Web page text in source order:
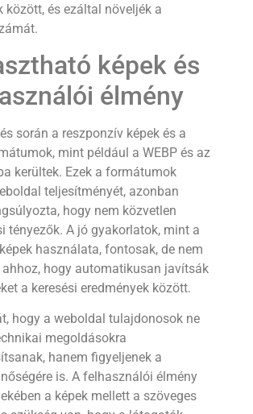
között, és ezáltal növeljék a
képek és
élmény
során a reszponzív képek és a
mint például a WEBP és az
kerültek. Ezek a formátumok
teljesítményét, azonban
hogy nem közvetlen
tényezők. A jó gyakorlatok, mint a
használata, fontosak, de nem
ahhoz, hogy automatikusan javítsák
a keresési eredmények között.
hogy a weboldal tulajdonosok ne
megoldásokra
hanem figyeljenek a
is. A felhasználói élmény
a képek mellett a szöveges